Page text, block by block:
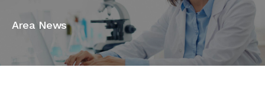
Area News